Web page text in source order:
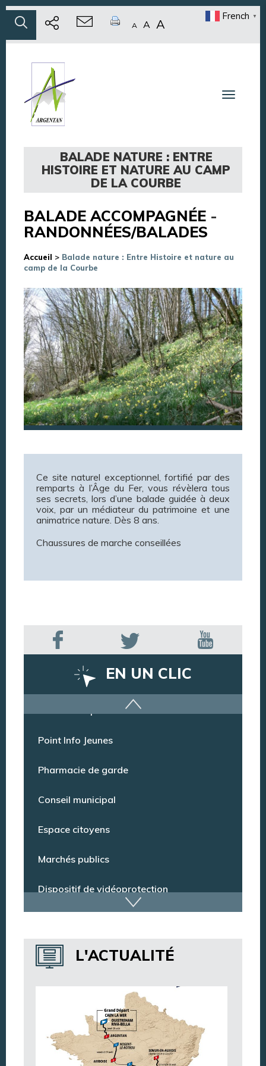
A A A
French ▼
Toggle
BALADE NATURE : ENTRE
HISTOIRE ET NATURE AU CAMP
DE LA COURBE
BALADE ACCOMPAGNÉE -
RANDONNÉES/BALADES
Accueil > Balade nature : Entre Histoire et nature au
camp de la Courbe
Ce site naturel exceptionnel, fortifié par des
remparts à l’Âge du Fer, vous révèlera tous
ses secrets, lors d’une balade guidée à deux
voix, par un médiateur du patrimoine et une
animatrice nature. Dès 8 ans.
Chaussures de marche conseillées
EN UN CLIC
Dispositif de vidéoprotection
Annuaire des services
Annuaire des associations
Argentan Aujourd’hui
L'ACTUALITÉ